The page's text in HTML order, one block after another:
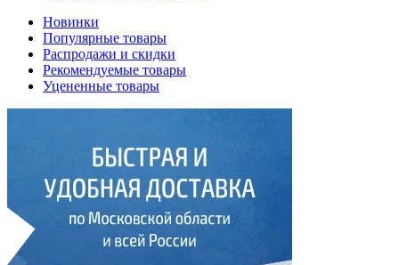
Новинки
Популярные товары
Распродажи и скидки
Рекомендуемые товары
Уцененные товары